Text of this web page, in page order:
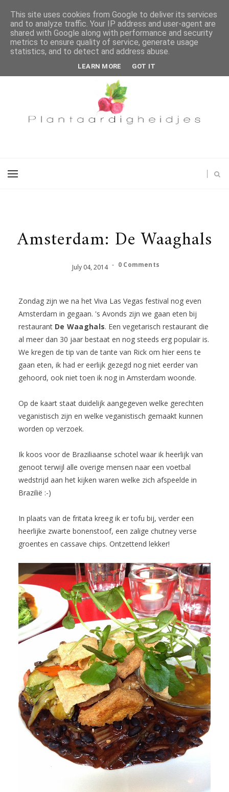
Amsterdam: De Waaghals
July 04, 2014 - 0 Comments
Zondag zijn we na het Viva Las Vegas festival nog even
Amsterdam in gegaan. 's Avonds zijn we gaan eten bij
restaurant De Waaghals. Een vegetarisch restaurant die
al meer dan 30 jaar bestaat en nog steeds erg populair is.
We kregen de tip van de tante van Rick om hier eens te
gaan eten, ik had er eerlijk gezegd nog niet eerder van
gehoord, ook niet toen ik nog in Amsterdam woonde.
Op de kaart staat duidelijk aangegeven welke gerechten
veganistisch zijn en welke veganistisch gemaakt kunnen
worden op verzoek.
Ik koos voor de Braziliaanse schotel waar ik heerlijk van
genoot terwijl alle overige mensen naar een voetbal
wedstrijd aan het kijken waren welke zich afspeelde in
Brazilië :-)
In plaats van de fritata kreeg ik er tofu bij, verder een
heerlijke zwarte bonenstoof, een zalige chutney verse
groentes en cassave chips. Ontzettend lekker!
This site uses cookies from Google to deliver its services
and to analyze traffic. Your IP address and user-agent are
shared with Google along with performance and security
metrics to ensure quality of service, generate usage
statistics, and to detect and address abuse.
LEARN MORE GOT IT